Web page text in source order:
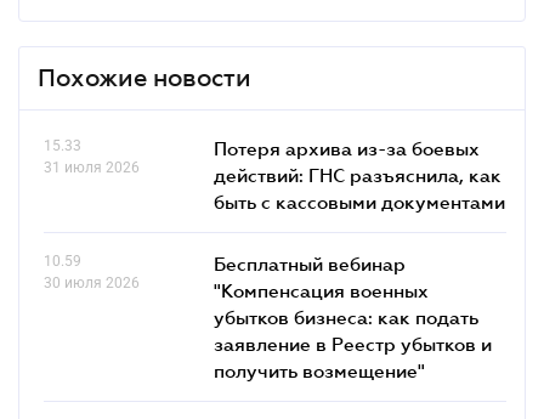
Похожие новости
15.33
31 июля 2026
Потеря архива из-за боевых
действий: ГНС разъяснила, как
быть с кассовыми документами
10.59
30 июля 2026
Бесплатный вебинар
"Компенсация военных
убытков бизнеса: как подать
заявление в Реестр убытков и
получить возмещение"